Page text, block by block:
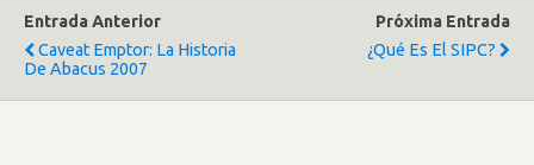
Entrada Anterior
Caveat Emptor: La Historia
De Abacus 2007
Próxima Entrada
¿Qué Es El SIPC?